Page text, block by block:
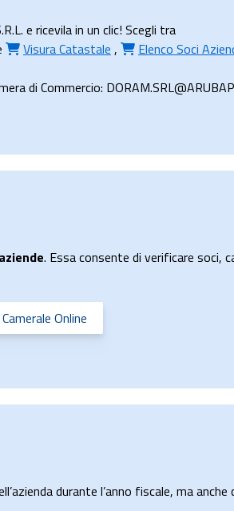
e ricevila in un clic! Scegli tra
Visura Catastale , Elenco Soci
di Commercio:
. Essa consente di verificare soci,
Online
durante l’anno fiscale, ma